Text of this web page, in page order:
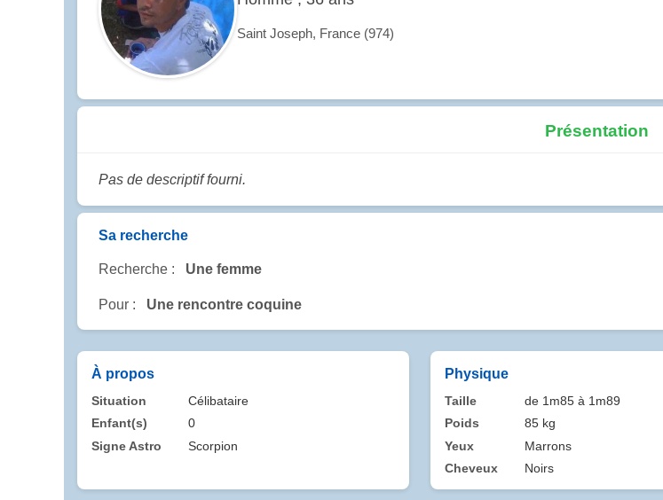
Saint Joseph, France (974)
Présentation
Pas de descriptif fourni.
Sa recherche
Recherche : Une femme
Pour : Une rencontre coquine
À propos
Situation
Célibataire
Enfant(s)
0
Signe Astro
Scorpion
Physique
Taille
de 1m85 à 1m89
Poids
85 kg
Yeux
Marrons
Cheveux
Noirs